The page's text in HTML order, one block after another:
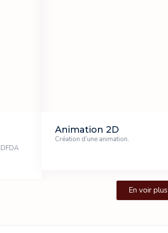
Animation 2D
Création d’une animation.
En voir plus